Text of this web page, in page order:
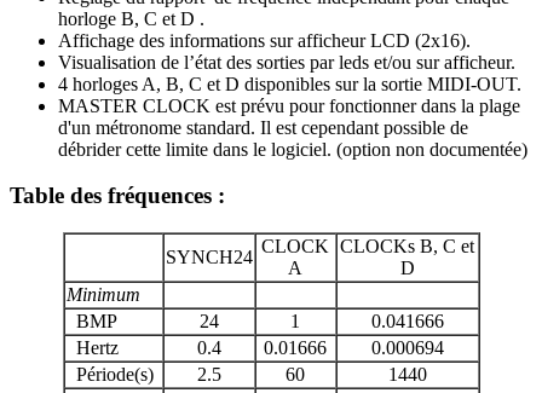
horloge B, C et D .
Affichage des informations sur afficheur LCD (2x16).
Visualisation de l’état des sorties par leds et/ou sur afficheur.
4 horloges A, B, C et D disponibles sur la sortie MIDI-OUT.
MASTER CLOCK est prévu pour fonctionner dans la plage
d'un métronome standard. Il est cependant possible de
débrider cette limite dans le logiciel. (option non documentée)
Table des fréquences :
SYNCH24
CLOCK
A
CLOCKs B, C et
D
Minimum
BMP
24 1
0.041666
Hertz
0.4 0.01666
0.000694
Période(s)
2.5 60 1440